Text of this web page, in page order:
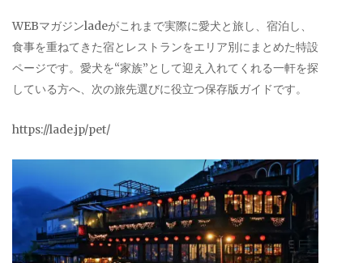
WEBマガジンladeがこれまで実際に愛犬と旅し、宿泊し、
食事を重ねてきた宿とレストランをエリア別にまとめた特設
ページです。愛犬を“家族”として迎え入れてくれる一軒を探
している方へ、次の旅先選びに役立つ保存版ガイドです。
https://lade.jp/pet/